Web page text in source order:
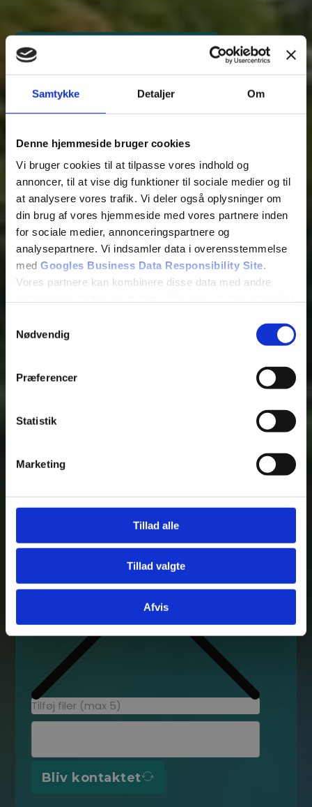
Samtykke Detaljer Om
Denne hjemmeside bruger cookies
Vi bruger cookies til at tilpasse vores indhold og
annoncer, til at vise dig funktioner til sociale medier og til
at analysere vores trafik. Vi deler også oplysninger om
din brug af vores hjemmeside med vores partnere inden
for sociale medier, annonceringspartnere og
analysepartnere. Vi indsamler data i overensstemmelse
med Googles Business Data Responsibility Site.
Vores partnere kan kombinere disse data med andre
Nødvendig
Præferencer
Statistik
Marketing
Tillad alle
Tillad valgte
Afvis
Ring til os på 7023 2222
SKRIV TIL
TAXMASTER
Tilføj filer (max 5)
Bliv kontaktet